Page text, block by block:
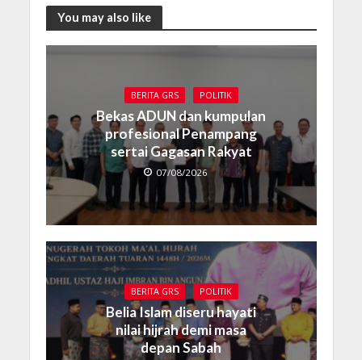
You may also like
BERITA GRS POLITIK
Bekas ADUN dan kumpulan
profesional Penampang
sertai Gagasan Rakyat
07/08/2026
BERITA GRS POLITIK
Belia Islam diseru hayati
nilai hijrah demi masa
depan Sabah